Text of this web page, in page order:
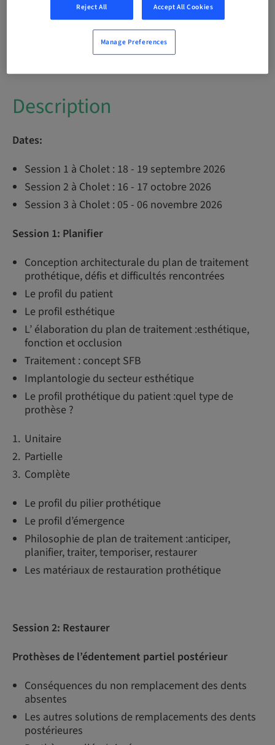
M.
Pascal Duffar
Description
Dates:
Session 1 à Cholet : 18 - 19 septembre 2026
Session 2 à Cholet : 16 - 17 octobre 2026
Session 3 à Cholet : 05 - 06 novembre 2026
Session 1: Planifier
Conception architecturale du plan de traitement
prothétique, défis et difficultés rencontrées
Le profil du patient
Le profil esthétique
L’ élaboration du plan de traitement :esthétique,
fonction et occlusion
Traitement : concept SFB
Implantologie du secteur esthétique
Le profil prothétique du patient :quel type de
prothèse ?
Unitaire
Partielle
Complète
Le profil du pilier prothétique
Le profil d’émergence
Philosophie de plan de traitement :anticiper,
planifier, traiter, temporiser, restaurer
Les matériaux de restauration prothétique
Session 2: Restaurer
Prothèses de l’édentement partiel postérieur
Conséquences du non remplacement des dents
absentes
Les autres solutions de remplacements des dents
postérieures
Reject All Accept All Cookies
Manage Preferences